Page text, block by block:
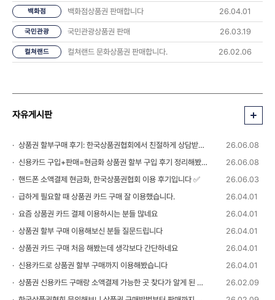
백화점 백화점상품권 판매합니다 26.04.01
국민관광 국민관광상품권 판매 26.03.19
컬쳐랜드 컬쳐랜드 문화상품권 판매합니다. 26.02.06
자유게시판
상품권 할부구매 후기: 한국상품권협회에서 친절하게 상담받았습니다 💬
26.06.08
신용카드 구입+판매=현금화 상품권 할부 구입 후기 정리해봤습니다
26.06.08
핸드폰 소액결제 현금화, 한국상품권협회 이용 후기입니다 ✅
26.06.03
급하게 필요할 때 상품권 카드 구매 잘 이용했습니다.
26.04.01
요즘 상품권 카드 결제 이용하시는 분들 많네요
26.04.01
상품권 할부 구매 이용해보신 분들 질문드립니다
26.04.01
상품권 카드 구매 처음 해봤는데 생각보다 간단하네요
26.04.01
신용카드로 상품권 할부 구매까지 이용해봤습니다
26.04.01
상품권 신용카드 구매랑 소액결제 가능한 곳 찾다가 알게 된 정보
26.02.09